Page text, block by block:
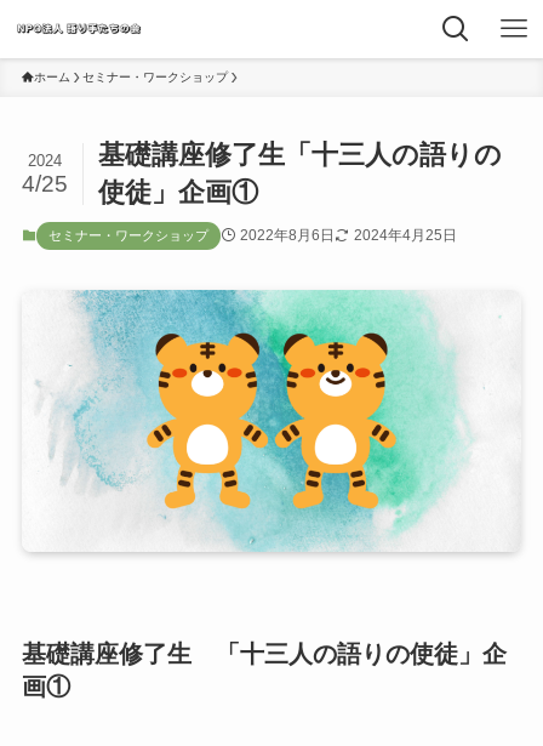
ホーム セミナー・ワークショップ
基礎講座修了生「十三人の語りの
使徒」企画①
2024
4/25
セミナー・ワークショップ 2022年8月6日 2024年4月25日
基礎講座修了生 「十三人の語りの使徒」企
画①